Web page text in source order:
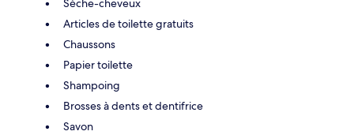
Sèche-cheveux
Articles de toilette gratuits
Chaussons
Papier toilette
Shampoing
Brosses à dents et dentifrice
Savon